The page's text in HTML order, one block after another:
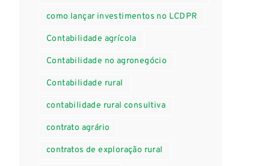
como lançar investimentos no LCDPR
Contabilidade agrícola
Contabilidade no agronegócio
Contabilidade rural
contabilidade rural consultiva
contrato agrário
contratos de exploração rural